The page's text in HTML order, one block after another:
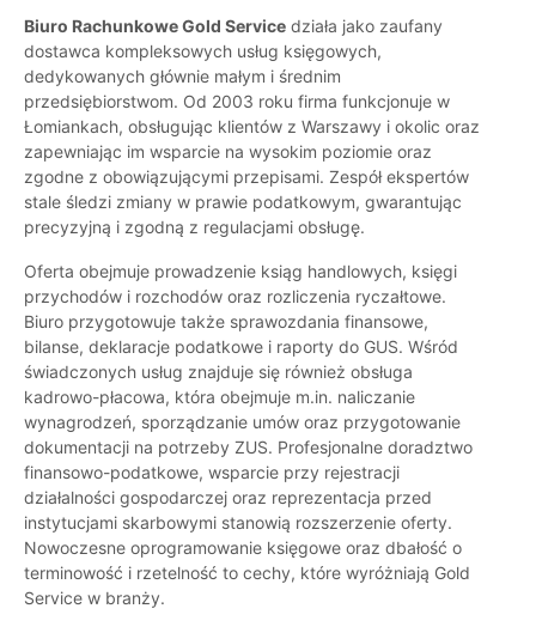
Biuro Rachunkowe Gold Service działa jako zaufany
dostawca kompleksowych usług księgowych,
dedykowanych głównie małym i średnim
przedsiębiorstwom. Od 2003 roku firma funkcjonuje w
Łomiankach, obsługując klientów z Warszawy i okolic oraz
zapewniając im wsparcie na wysokim poziomie oraz
zgodne z obowiązującymi przepisami. Zespół ekspertów
stale śledzi zmiany w prawie podatkowym, gwarantując
precyzyjną i zgodną z regulacjami obsługę.
Oferta obejmuje prowadzenie ksiąg handlowych, księgi
przychodów i rozchodów oraz rozliczenia ryczałtowe.
Biuro przygotowuje także sprawozdania finansowe,
bilanse, deklaracje podatkowe i raporty do GUS. Wśród
świadczonych usług znajduje się również obsługa
kadrowo-płacowa, która obejmuje m.in. naliczanie
wynagrodzeń, sporządzanie umów oraz przygotowanie
dokumentacji na potrzeby ZUS. Profesjonalne doradztwo
finansowo-podatkowe, wsparcie przy rejestracji
działalności gospodarczej oraz reprezentacja przed
instytucjami skarbowymi stanowią rozszerzenie oferty.
Nowoczesne oprogramowanie księgowe oraz dbałość o
terminowość i rzetelność to cechy, które wyróżniają Gold
Service w branży.